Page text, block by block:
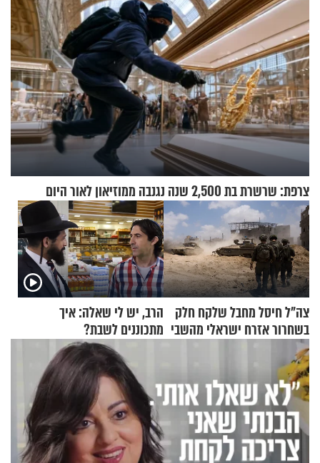
צרפת: שרשרת בת 2,500 שנה נגנבה ממוזיאון לאור היום
צה"ל חיסל מחבל שלקח חלק
בשחרור אזרח ישראלי מהשבי
הרב, יש לי שאלה: איך
מתכוננים לשבת?